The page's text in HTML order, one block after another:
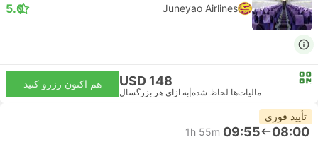
Juneyao Airlines
5.0
USD 148
مالیات‌ها لحاظ شده به ازای هر بزرگسال
هم اکنون رزرو کنید
تأیید فوری
08:00
09:55
1h 55m